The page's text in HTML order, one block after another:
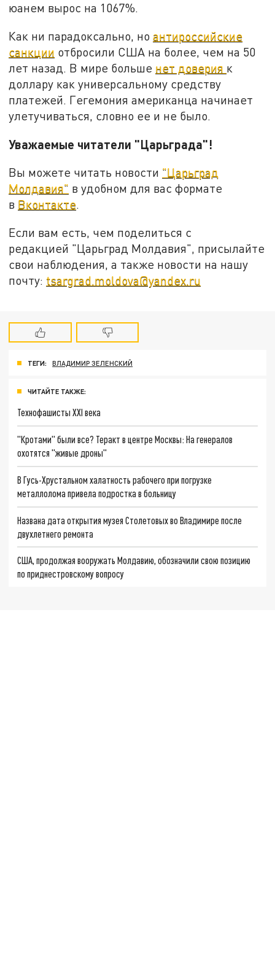
юанем вырос на 1067%.
Как ни парадоксально, ноантироссийские
санкции отбросили США на более, чем на 50
лет назад. В мире больше нет доверия к
доллару как универсальному средству
платежей. Гегемония американца начинает
улетучиваться, словно ее и не было.
Уважаемые читатели "Царьграда"!
Вы можете читать новости "Царьград
Молдавия" в удобном для вас формате
в Вконтакте.
Если вам есть, чем поделиться с
редакцией "Царьград Молдавия", присылайте
свои наблюдения, а также новости на нашу
почту: tsargrad.moldova@yandex.ru
ТЕГИ: ВЛАДИМИР ЗЕЛЕНСКИЙ
ЧИТАЙТЕ ТАКЖЕ:
Технофашисты XXI века
"Кротами" были все? Теракт в центре Москвы: На генералов
охотятся "живые дроны"
В Гусь-Хрустальном халатность рабочего при погрузке
металлолома привела подростка в больницу
Названа дата открытия музея Столетовых во Владимире после
двухлетнего ремонта
США, продолжая вооружать Молдавию, обозначили свою позицию
по приднестровскому вопросу